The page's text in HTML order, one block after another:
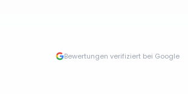
Bewertungen verifiziert bei Google